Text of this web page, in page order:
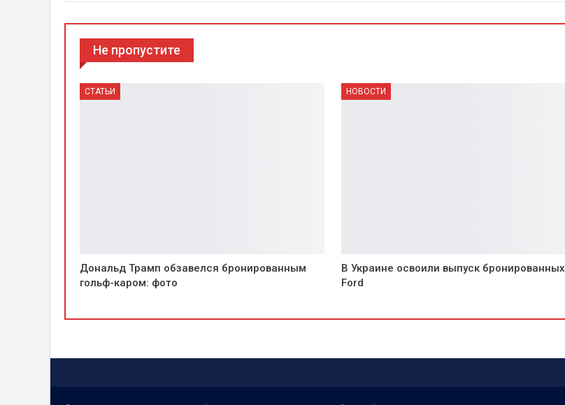
Не пропустите
СТАТЬИ
Дональд Трамп обзавелся бронированным
гольф-каром: фото
НОВОСТИ
В Украине освоили выпуск бронированных
Ford